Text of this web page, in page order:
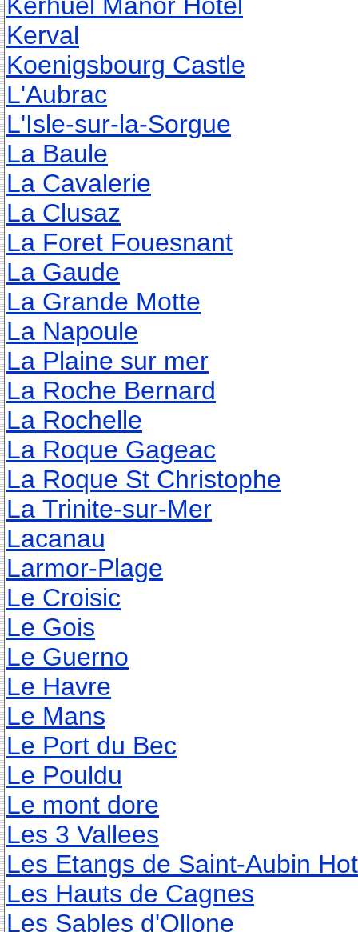
Kerval
Koenigsbourg Castle
L'Aubrac
L'Isle-sur-la-Sorgue
La Baule
La Cavalerie
La Clusaz
La Foret Fouesnant
La Gaude
La Grande Motte
La Napoule
La Plaine sur mer
La Roche Bernard
La Rochelle
La Roque Gageac
La Roque St Christophe
La Trinite-sur-Mer
Lacanau
Larmor-Plage
Le Croisic
Le Gois
Le Guerno
Le Havre
Le Mans
Le Port du Bec
Le Pouldu
Le mont dore
Les 3 Vallees
Les Etangs de Saint-Aubin
Les Hauts de Cagnes
Les Sables d'Ollone